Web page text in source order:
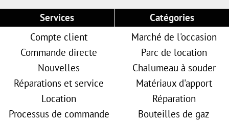
Services
Compte client
Commande directe
Nouvelles
Réparations et service
Location
Processus de commande
Catégories
Marché de l'occasion
Parc de location
Chalumeau à souder
Matériaux d'apport
Réparation
Bouteilles de gaz